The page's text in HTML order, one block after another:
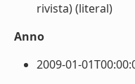
rivista) (literal)
Anno
2009-01-